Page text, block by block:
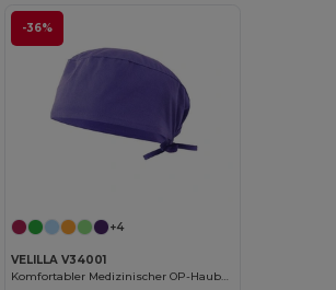
-36%
+4
VELILLA V34001
Komfortabler Medizinischer OP-Haube für Damen